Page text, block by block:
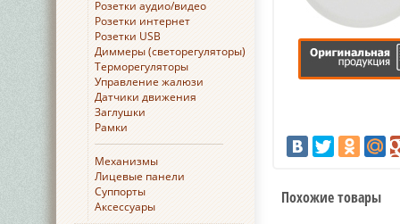
Розетки аудио/видео
Розетки интернет
Розетки USB
Диммеры (светорегуляторы)
Терморегуляторы
Управление жалюзи
Датчики движения
Заглушки
Рамки
Механизмы
Лицевые панели
Суппорты
Аксессуары
Похожие товары